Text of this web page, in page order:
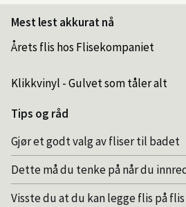
Mest lest akkurat nå
Årets flis hos Flisekompaniet
Klikkvinyl - Gulvet som tåler alt
Tips og råd
Gjør et godt valg av fliser til badet
Dette må du tenke på når du
Visste du at du kan legge flis på flis